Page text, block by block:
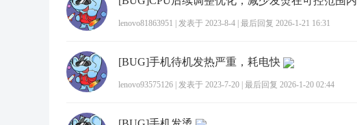
lenovo81863951 发表于 2023-8-4 最后回复 2026-1-21 16:31
[BUG]手机待机发热严重，耗电快
lenovo93575126 发表于 2023-7-20 最后回复 2026-1-20 02:44